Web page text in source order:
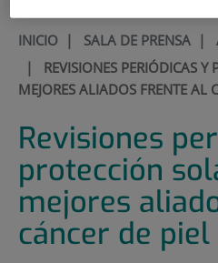
INICIO| SALA DE PRENSA|
| REVISIONES PERIÓDICAS Y
MEJORES ALIADOS FRENTE AL
Revisiones
protección
mejores
cáncer de piel